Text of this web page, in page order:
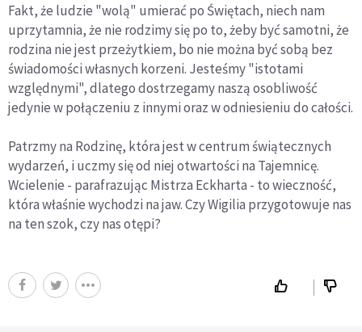
Fakt, że ludzie "wolą" umierać po Świętach, niech nam
uprzytamnia, że nie rodzimy się po to, żeby być samotni, że
rodzina nie jest przeżytkiem, bo nie można być sobą bez
świadomości własnych korzeni. Jesteśmy "istotami
względnymi", dlatego dostrzegamy naszą osobliwość
jedynie w połączeniu z innymi oraz w odniesieniu do całości.
Patrzmy na Rodzinę, która jest w centrum świątecznych
wydarzeń, i uczmy się od niej otwartości na Tajemnicę.
Wcielenie - parafrazując Mistrza Eckharta - to wieczność,
która właśnie wychodzi na jaw. Czy Wigilia przygotowuje nas
na ten szok, czy nas otępi?